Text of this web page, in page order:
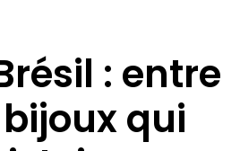
: entre
qui